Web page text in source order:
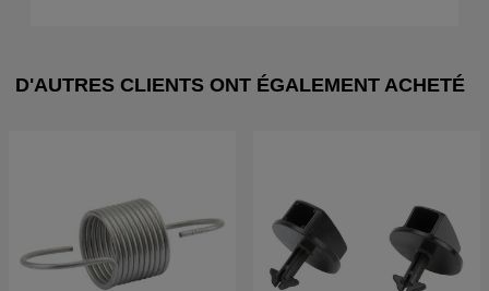
D'AUTRES CLIENTS ONT ÉGALEMENT ACHETÉ